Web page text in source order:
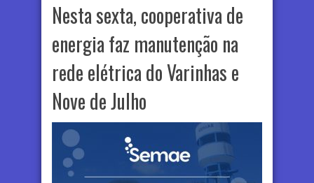
Nesta sexta, cooperativa de
energia faz manutenção na
rede elétrica do Varinhas e
Nove de Julho